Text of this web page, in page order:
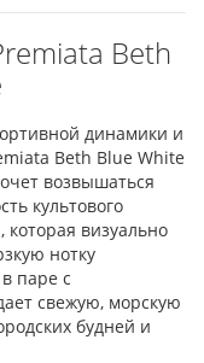
Beth
динамики и
Beth Blue White
возвышаться
культового
визуально
нотку
паре с
свежую, морскую
будней и